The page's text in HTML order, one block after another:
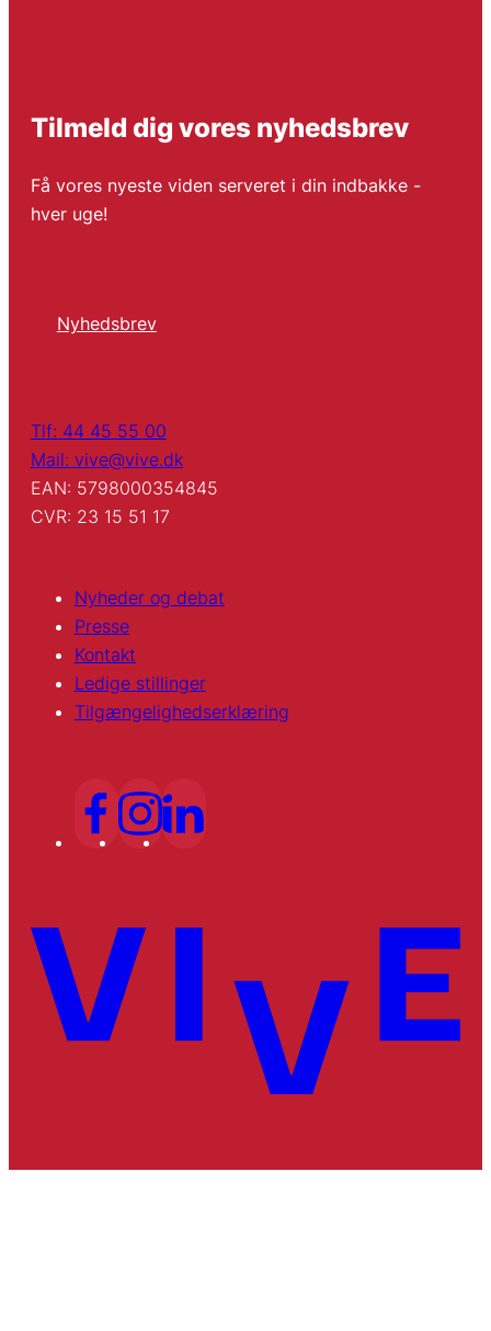
Tilmeld dig vores nyhedsbrev
Få vores nyeste viden serveret i din indbakke -
hver uge!
Nyhedsbrev
Tlf: 44 45 55 00
Mail: vive@vive.dk
EAN: 5798000354845
CVR: 23 15 51 17
Nyheder og debat
Presse
Kontakt
Ledige stillinger
Tilgængelighedserklæring